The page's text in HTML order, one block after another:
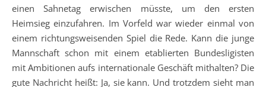
einen Sahnetag erwischen müsste, um den ersten
Heimsieg einzufahren. Im Vorfeld war wieder einmal von
einem richtungsweisenden Spiel die Rede. Kann die junge
Mannschaft schon mit einem etablierten Bundesligisten
mit Ambitionen aufs internationale Geschäft mithalten? Die
gute Nachricht heißt: Ja, sie kann. Und trotzdem sieht man